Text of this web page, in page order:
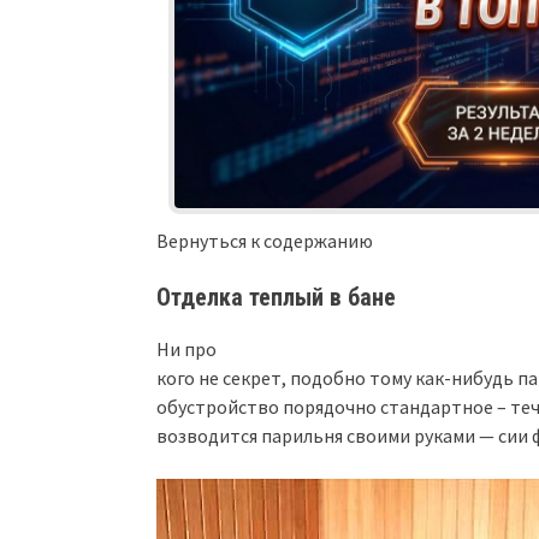
Вернуться к содержанию
Отделка теплый в бане
Ни про
кого не секрет, подобно тому как-нибудь
обустройство порядочно стандартное –
возводится парильня своими руками —